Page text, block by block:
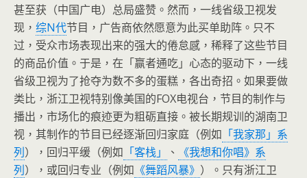
甚至获（中国广电）总局盛赞。然而，一线省级卫视发
现， 综N代节目，广告商依然愿意为此买单助阵。只不
过，受众市场表现出来的强大的倦怠感，稀释了这些节目
的商品价值。于是，在「赢者通吃」心态的驱动下，一线
省级卫视为了抢夺为数不多的蛋糕，各出奇招。如果要做
类比，浙江卫视特别像美国的FOX电视台，节目的制作与
播出，市场化的痕迹更为粗砺直接。被长期规训的湖南卫
视，其制作的节目已经逐渐回归家庭（例如 「我家那」系
列），回归平缓（例如 「客栈」 、
《我想和你唱》系
列），或回归专业（例如 《舞蹈风暴》 ）。只有浙江卫